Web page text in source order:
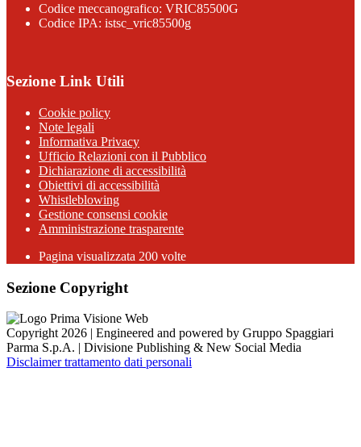
Codice meccanografico: VRIC85500G
Codice IPA: istsc_vric85500g
Sezione Link Utili
Cookie policy
Note legali
Informativa Privacy
Ufficio Relazioni con il Pubblico
Dichiarazione di accessibilità
Obiettivi di accessibilità
Whistleblowing
Gestione consensi cookie
Amministrazione trasparente
Pagina visualizzata 200 volte
Sezione Copyright
Copyright 2026 | Engineered and powered by Gruppo Spaggiari
Parma S.p.A. | Divisione Publishing & New Social Media
Disclaimer trattamento dati personali